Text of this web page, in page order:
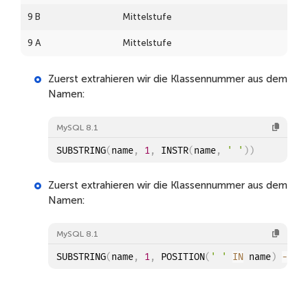
9 B Mittelstufe
9 A Mittelstufe
Oberstufe
Mittelstufe
Zuerst extrahieren wir die Klassennummer aus dem
Namen:
MySQL 8.1
SUBSTRING(name, 1, INSTR(name, ' ' ) )
Zuerst extrahieren wir die Klassennummer aus dem
Namen:
MySQL 8.1
SUBSTRING(name, 1, POSITION( ' ' IN name) -